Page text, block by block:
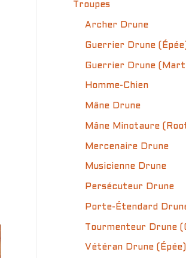
Troupes
Archer Drune
Guerrier Drune
Guerrier Drune
Homme-Chien
Mâne Drune
Mâne Minotaure
Mercenaire Drune
Musicienne Drune
Persécuteur Drune
Porte-Étendard
Tourmenteur Drune
Vétéran Drune (Épée)